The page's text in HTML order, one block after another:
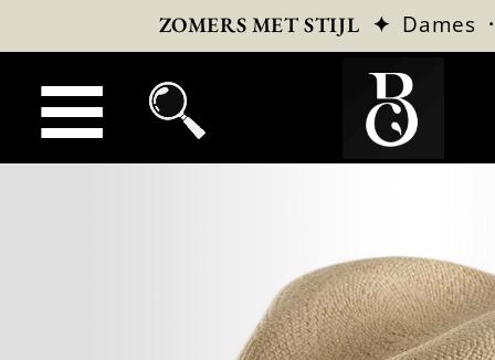
ZOMERS MET STIJL ✦ Dames